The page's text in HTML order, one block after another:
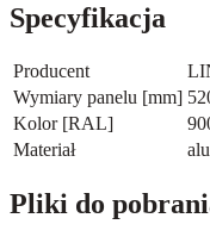
Specyfikacja
Producent
Wymiary panelu [mm]
Kolor [RAL]
Materiał
Pliki do